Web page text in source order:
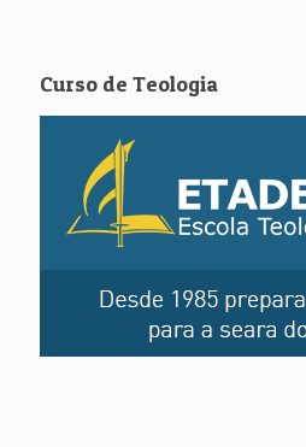
Curso de Teologia